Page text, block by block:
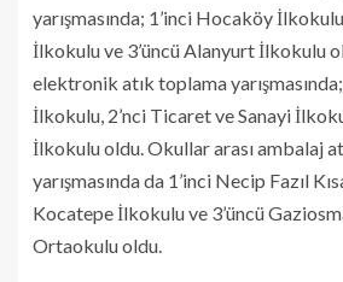
yarışmasında; 1’inci Hocaköy
İlkokulu ve 3’üncü Alanyurt İlkokulu
elektronik atık toplama
İlkokulu, 2’nci Ticaret ve Sanayi
İlkokulu oldu. Okullar arası ambalaj
yarışmasında da 1’inci Necip Fazıl
Kocatepe İlkokulu ve 3’üncü
Ortaokulu oldu.